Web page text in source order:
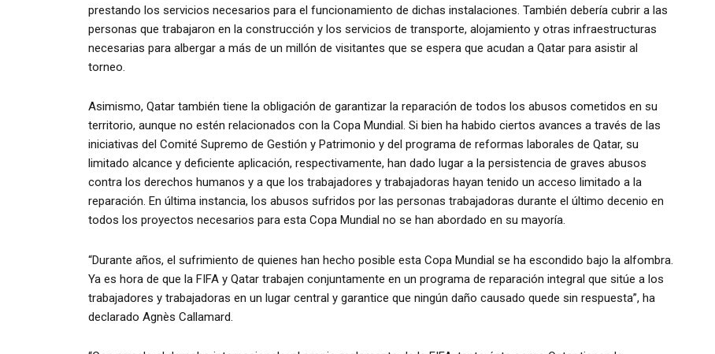
prestando los servicios necesarios para el funcionamiento de dichas instalaciones. También debería cubrir a las
personas que trabajaron en la construcción y los servicios de transporte, alojamiento y otras infraestructuras
necesarias para albergar a más de un millón de visitantes que se espera que acudan a Qatar para asistir al
torneo.
Asimismo, Qatar también tiene la obligación de garantizar la reparación de todos los abusos cometidos en su
territorio, aunque no estén relacionados con la Copa Mundial. Si bien ha habido ciertos avances a través de las
iniciativas del Comité Supremo de Gestión y Patrimonio y del programa de reformas laborales de Qatar, su
limitado alcance y deficiente aplicación, respectivamente, han dado lugar a la persistencia de graves abusos
contra los derechos humanos y a que los trabajadores y trabajadoras hayan tenido un acceso limitado a la
reparación. En última instancia, los abusos sufridos por las personas trabajadoras durante el último decenio en
todos los proyectos necesarios para esta Copa Mundial no se han abordado en su mayoría.
“Durante años, el sufrimiento de quienes han hecho posible esta Copa Mundial se ha escondido bajo la alfombra.
Ya es hora de que la FIFA y Qatar trabajen conjuntamente en un programa de reparación integral que sitúe a los
trabajadores y trabajadoras en un lugar central y garantice que ningún daño causado quede sin respuesta”, ha
declarado Agnès Callamard.